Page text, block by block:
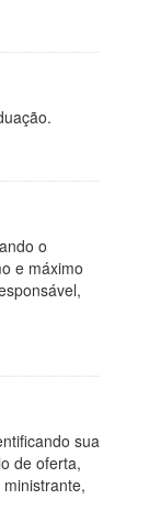
o
e máximo
sua
de oferta,